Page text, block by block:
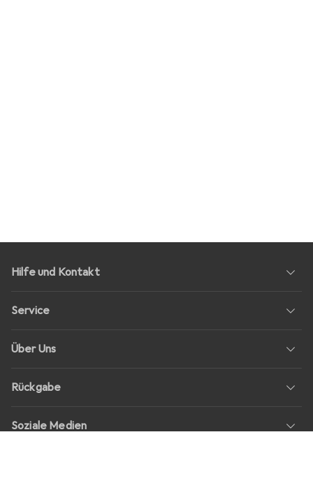
Hilfe und Kontakt
Service
Über Uns
Rückgabe
Soziale Medien